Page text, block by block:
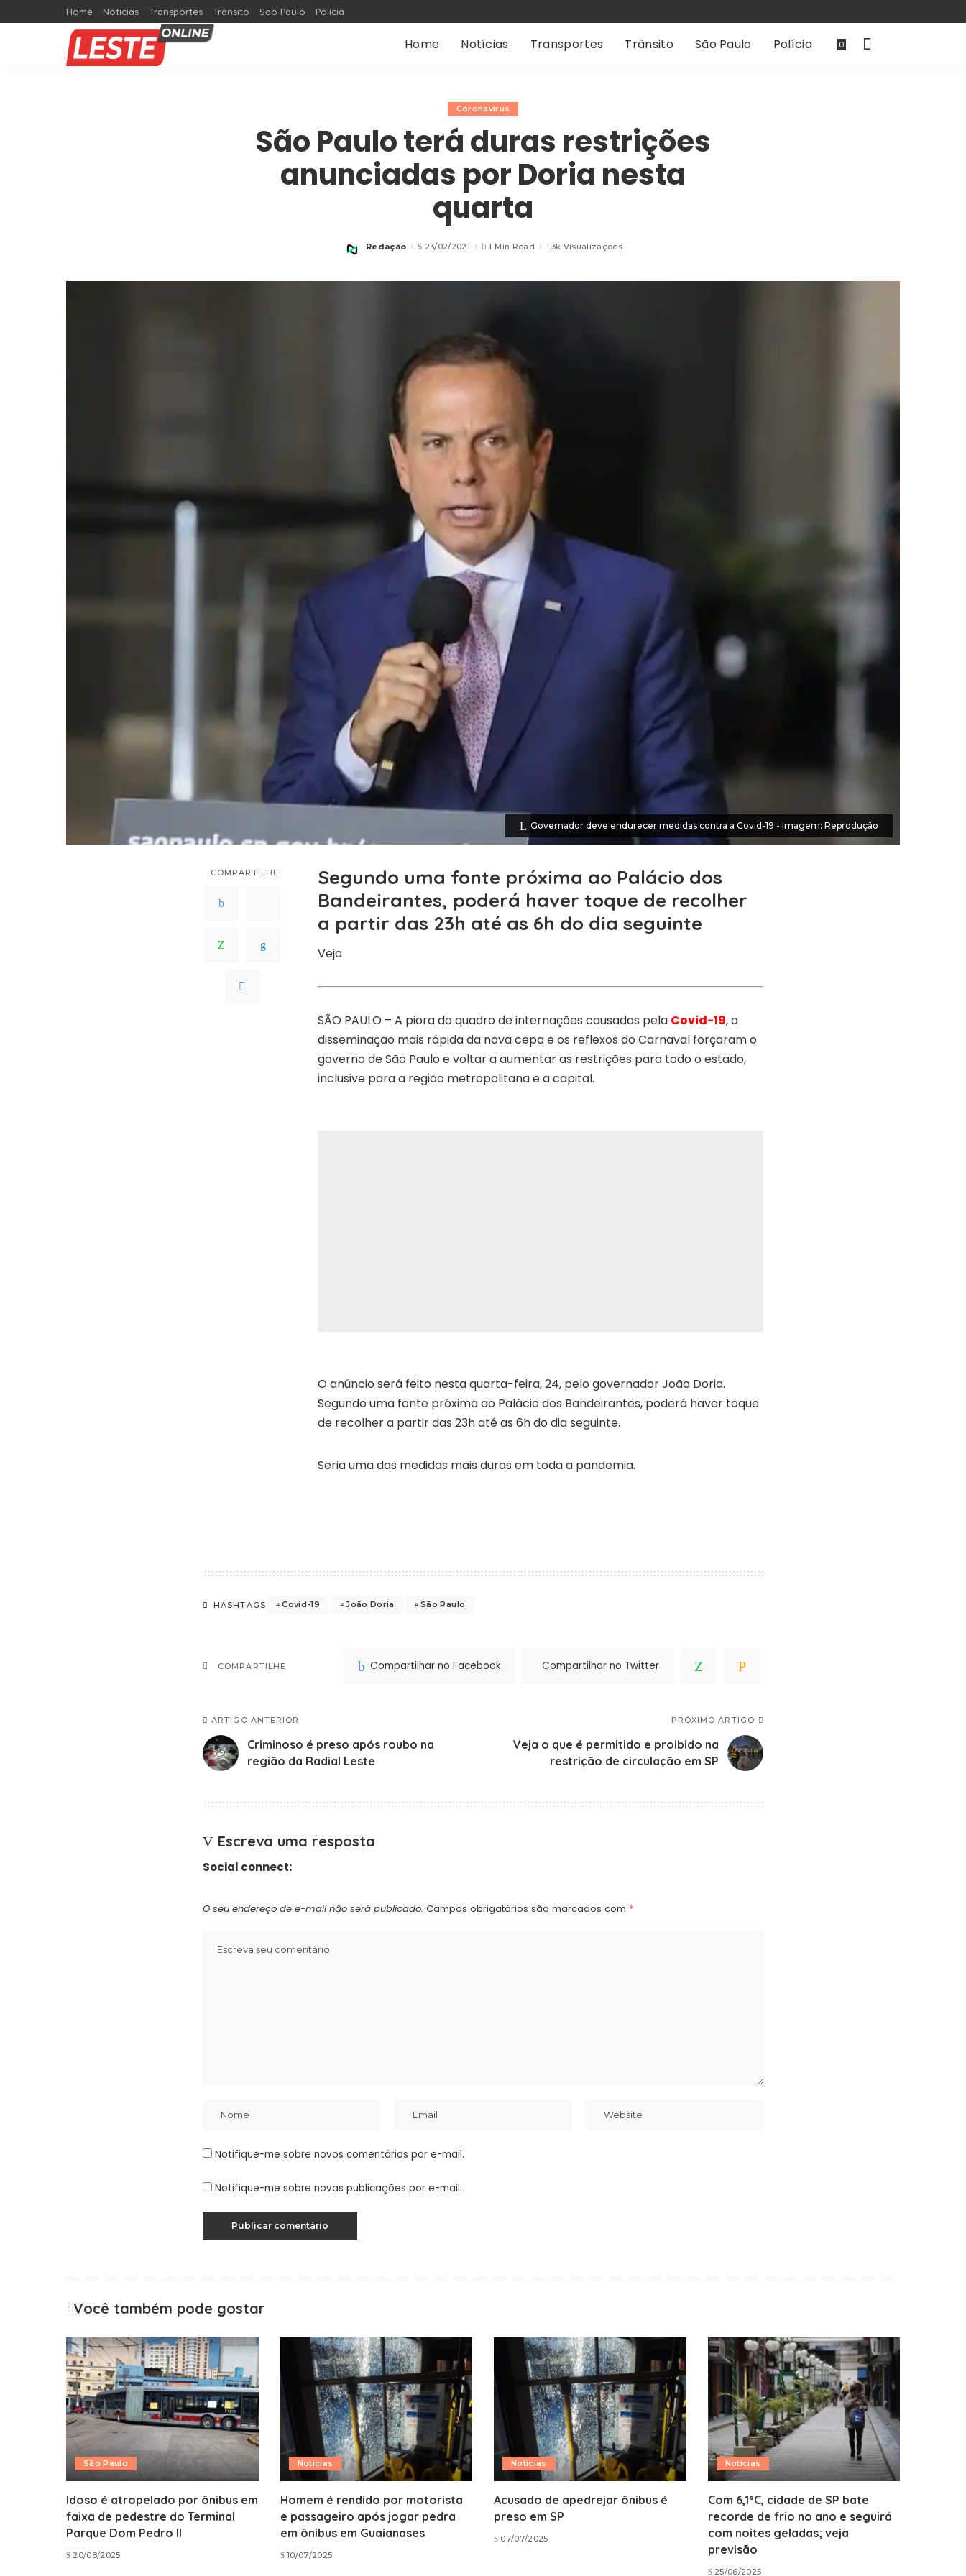
Home Notícias Transportes Trânsito São Paulo Polícia
Home Notícias Transportes Trânsito São Paulo Polícia 0
Coronavírus
São Paulo terá duras restrições
anunciadas por Doria nesta
quarta
Posted
Redação 23/02/2021 1 Min Read 1.3k Visualizações
Governador deve endurecer medidas contra a Covid-19 - Imagem: Reprodução
COMPARTILHE
Segundo uma fonte próxima ao Palácio dos
Bandeirantes, poderá haver toque de recolher
a partir das 23h até as 6h do dia seguinte
Veja
SÃO PAULO – A piora do quadro de internações causadas pela Covid-19, a
disseminação mais rápida da nova cepa e os reflexos do Carnaval forçaram o
governo de São Paulo e voltar a aumentar as restrições para todo o estado,
inclusive para a região metropolitana e a capital.
O anúncio será feito nesta quarta-feira, 24, pelo governador João Doria.
Segundo uma fonte próxima ao Palácio dos Bandeirantes, poderá haver toque
de recolher a partir das 23h até as 6h do dia seguinte.
Seria uma das medidas mais duras em toda a pandemia.
HASHTAGS Covid-19 João Doria São Paulo
COMPARTILHE Compartilhar no Facebook Compartilhar no Twitter
ARTIGO ANTERIOR
Criminoso é preso após roubo na
região da Radial Leste
PRÓXIMO ARTIGO
Veja o que é permitido e proibido na
restrição de circulação em SP
Escreva uma resposta
Social connect:
O seu endereço de e-mail não será publicado. Campos obrigatórios são marcados com *
Notifique-me sobre novos comentários por e-mail.
Notifique-me sobre novas publicações por e-mail.
Você também pode gostar
São Paulo
Idoso é atropelado por ônibus em
faixa de pedestre do Terminal
Parque Dom Pedro II
20/08/2025
Notícias
Homem é rendido por motorista
e passageiro após jogar pedra
em ônibus em Guaianases
10/07/2025
Notícias
Acusado de apedrejar ônibus é
preso em SP
07/07/2025
Notícias
Com 6,1ºC, cidade de SP bate
recorde de frio no ano e seguirá
com noites geladas; veja
previsão
25/06/2025